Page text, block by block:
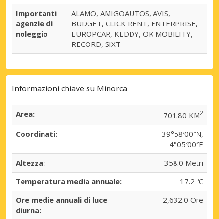
Importanti
agenzie di
noleggio
ALAMO, AMIGOAUTOS, AVIS,
BUDGET, CLICK RENT, ENTERPRISE,
EUROPCAR, KEDDY, OK MOBILITY,
RECORD, SIXT
Informazioni chiave su Minorca
Area: 701.80 KM2
Coordinati:
39°58′00″N,
4°05′00″E
Altezza:
358.0 Metri
Temperatura media annuale:
17.2 ºC
Ore medie annuali di luce
diurna:
2,632.0 Ore